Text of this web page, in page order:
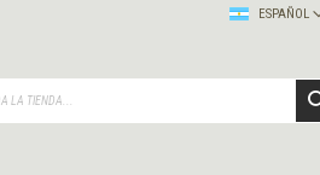
ESPAÑOL